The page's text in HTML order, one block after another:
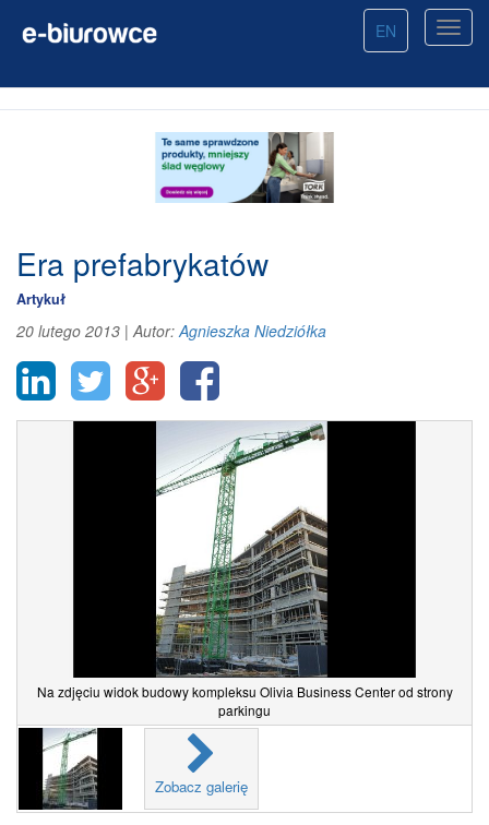
EN
Era prefabrykatów
Artykuł
20 lutego 2013 |Autor:Agnieszka Niedziółka
Na zdjęciu widok budowy kompleksu Olivia Business Center od strony
parkingu
Zobacz galerię